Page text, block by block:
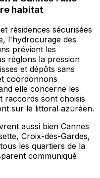
habitat
résidences sécurisées
l'hydrocurage des
prévient les
réglons la pression
et dépôts sans
coordonnons
elle concerne les
raccords sont choisis
sur le littoral azuréen.
aussi bien Cannes
Croix-des-Gardes,
les quartiers de la
communiqué